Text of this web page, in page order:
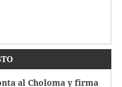
al Choloma y firma